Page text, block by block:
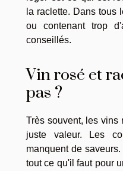
la raclette. Dans tous
ou contenant trop
conseillés.
Vin rosé et
pas ?
Très souvent, les vins
juste valeur. Les
manquent de
tout ce qu'il faut pour